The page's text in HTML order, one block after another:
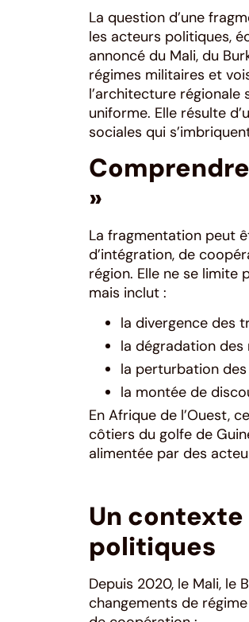
La question d’une
les acteurs politiques,
annoncé du Mali, du
régimes militaires et
l’architecture régionale
uniforme. Elle résulte
sociales qui
»
La fragmentation peut
d’intégration, de
région. Elle ne se limite
mais inclut :
la divergence des
la dégradation
la perturbation
la montée de
En Afrique de l’Ouest,
côtiers du golfe de
alimentée par des
Un
politiques
Depuis 2020, le Mali, le
changements de